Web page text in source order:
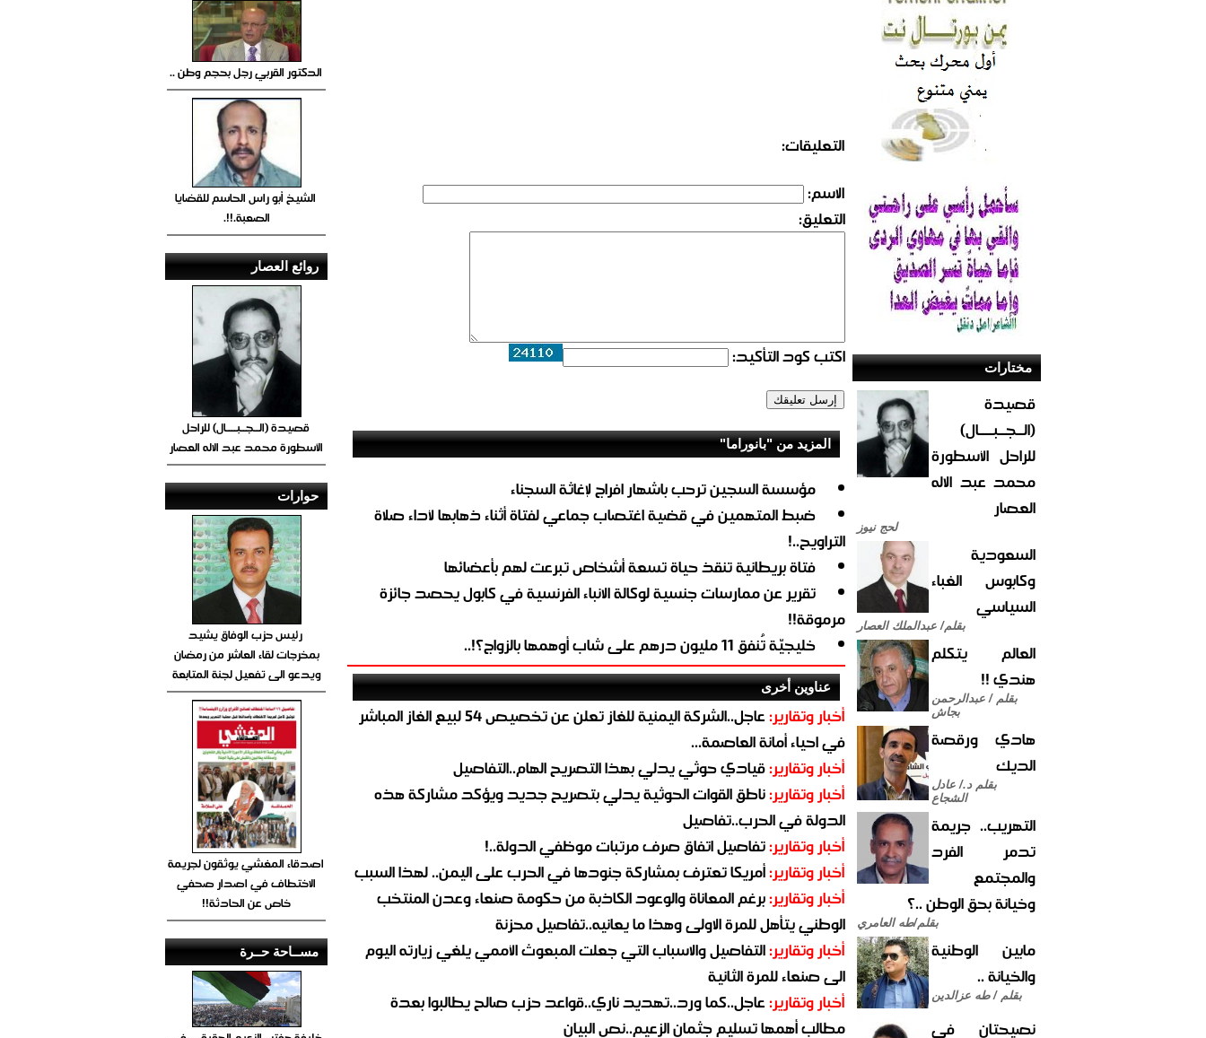
مختارات
قصيدة
(الــجــبــــال)
للراحل الأسطورة
محمد عبد الاله
العصار
لحج نيوز
السعودية
وكابوس الغباء
السياسي
بقلم/ عبدالملك العصار
العالم يتكلم
هندي !!
بقلم / عبدالرحمن
بجاش
هادي ورقصة
الديك
بقلم د./ عادل
الشجاع
التهريب.. جريمة
تدمر الفرد
والمجتمع
وخيانة بحق الوطن ..؟
بقلم/طه العامري
مابين الوطنية
والخيانة ..
بقلم / طه عزالدين
نصيحتان في
التعليقات:
الاسم:
التعليق:
اكتب كود التأكيد:
المزيد من "بانوراما"
مؤسسة السجين ترحب باشهار افراج لإغاثة السجناء
ضبط المتهمين في قضية اغتصاب جماعي لفتاة أثناء ذهابها لأداء صلاة
التراويح..!
فتاة بريطانية تنقذ حياة تسعة أشخاص تبرعت لهم بأعضائها
تقرير عن ممارسات جنسية لوكالة الانباء الفرنسية في كابول يحصد جائزة
مرموقة!!
خليجيّة تُنفق 11 مليون درهم على شاب أوهمها بالزواج؟!..
عناوين أخرى
أخبار وتقارير:
عاجل..الشركة اليمنية للغاز تعلن عن تخصيص 54 لبيع الغاز المباشر
في احياء أمانة العاصمة...
أخبار وتقارير:قيادي حوثي يدلي بهذا التصريح الهام..التفاصيل
أخبار وتقارير:ناطق القوات الحوثية يدلي بتصريح جديد ويؤكد مشاركة هذه
الدولة في الحرب..تفاصيل
أخبار وتقارير:تفاصيل اتفاق صرف مرتبات موظفي الدولة..!
أخبار وتقارير:أمريكا تعترف بمشاركة جنودها في الحرب على اليمن.. لهذا السبب
أخبار وتقارير:برغم المعاناة والوعود الكاذبة من حكومة صنعاء وعدن المنتخب
الوطني يتأهل للمرة الاولى وهذا ما يعانيه..تفاصيل محزنة
أخبار وتقارير:التفاصيل والاسباب التي جعلت المبعوث الأممي يلغي زيارته اليوم
الى صنعاء للمرة الثانية
أخبار وتقارير:عاجل..كما ورد..تهديد ناري..قواعد حزب صالح يطالبوا بعدة
مطالب أهمها تسليم جثمان الزعيم..نص البيان
الدكتور القربي رجل بحجم وطن ..
الشيخ أبو راس الحاسم للقضايا
الصعبة.!!.
روائع العصار
قصيدة (الــجــبــــال) للراحل
الأسطورة محمد عبد الاله العصار
حوارات
رئيس حزب الوفاق يشيد
بمخرجات لقاء العاشر من رمضان
ويدعو الى تفعيل لجنة المتابعة
اصدقاء المغشي يوثقون لجريمة
الاختطاف في اصدار صحفي
خاص عن الحادثة!!
مســاحة حــرة